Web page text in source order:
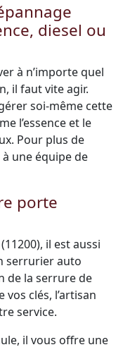
diesel ou
à n’importe quel
il faut vite agir.
soi-même cette
l’essence et le
Pour plus de
une équipe de
porte
il est aussi
serrurier auto
de la serrure de
clés, l’artisan
service.
il vous offre une